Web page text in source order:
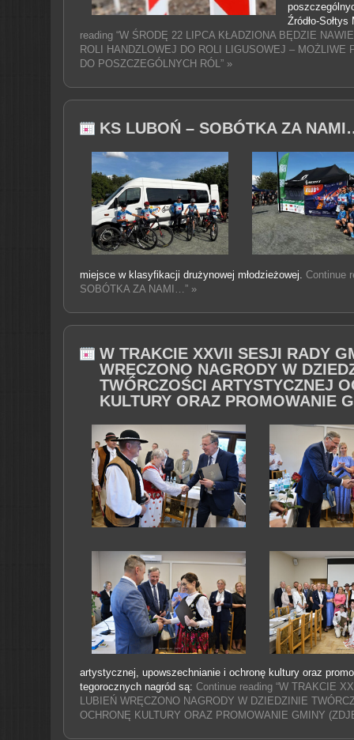
Źródło-
reading “W ŚRODĘ 22 LIPCA KŁADZIONA BĘDZIE
ROLI HANDZLOWEJ DO ROLI LIGUSOWEJ – MOŻLIWE
DO POSZCZEGÓLNYCH RÓL” »
KS LUBOŃ – SOBÓTKA ZA
miejsce w klasyfikacji drużynowej młodzieżowej. Continue
SOBÓTKA ZA NAMI…” »
W TRAKCIE XXVII SESJI RADY
WRĘCZONO NAGRODY W
TWÓRCZOŚCI ARTYSTYCZNEJ
KULTURY ORAZ PROMOWANIE
artystycznej, upowszechnianie i ochronę kultury oraz
tegorocznych nagród są: Continue reading “W TRAKCIE
LUBIEŃ WRĘCZONO NAGRODY W DZIEDZINIE
OCHRONĘ KULTURY ORAZ PROMOWANIE GMINY